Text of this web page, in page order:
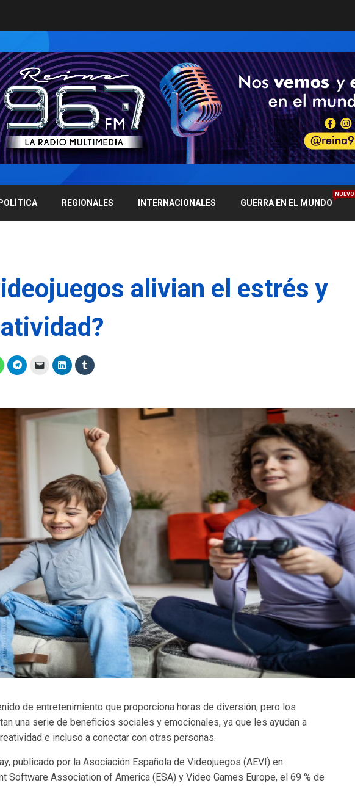
POLÍTICA REGIONALES INTERNACIONALES GUERRA EN EL MUNDO
NUEVO
alivian el estrés y
de entretenimiento que proporciona horas de diversión, pero los
una serie de beneficios sociales y emocionales, ya que les ayudan a
e incluso a conectar con otras personas.
publicado por la Asociación Española de Videojuegos (AEVI) en
Software Association of America (ESA) y Video Games Europe, el 69 % de